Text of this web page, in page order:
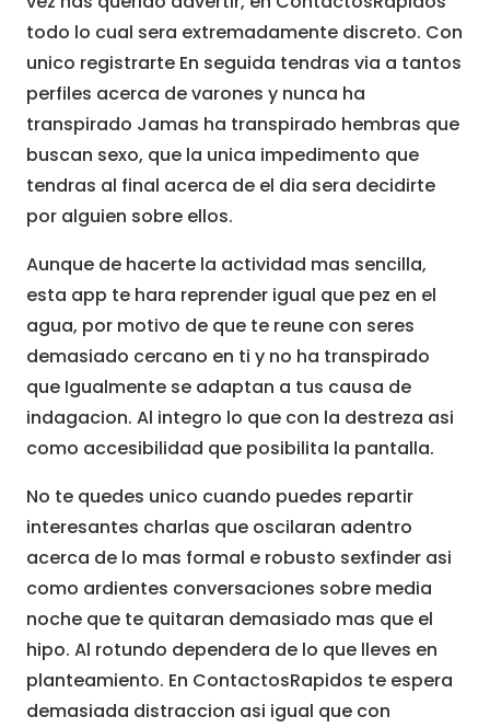
todo lo cual sera extremadamente discreto. Con
unico registrarte En seguida tendras via a tantos
perfiles acerca de varones y nunca ha
transpirado Jamas ha transpirado hembras que
buscan sexo, que la unica impedimento que
tendras al final acerca de el dia sera decidirte
por alguien sobre ellos.
Aunque de hacerte la actividad mas sencilla,
esta app te hara reprender igual que pez en el
agua, por motivo de que te reune con seres
demasiado cercano en ti y no ha transpirado
que Igualmente se adaptan a tus causa de
indagacion. Al integro lo que con la destreza asi
como accesibilidad que posibilita la pantalla.
No te quedes unico cuando puedes repartir
interesantes charlas que oscilaran adentro
acerca de lo mas formal e robusto sexfinder asi
como ardientes conversaciones sobre media
noche que te quitaran demasiado mas que el
hipo. Al rotundo dependera de lo que lleves en
planteamiento. En ContactosRapidos te espera
demasiada distraccion asi igual que con